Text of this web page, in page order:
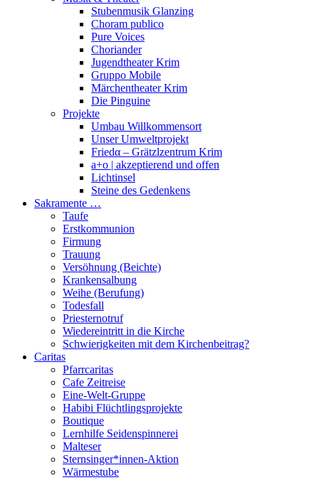
Stubenmusik Glanzing
Choram publico
Pure Voices
Choriander
Jugendtheater Krim
Gruppo Mobile
Märchentheater Krim
Die Pinguine
Projekte
Umbau Willkommensort
Unser Umweltprojekt
Friedα – Grätzlzentrum Krim
a+o | akzeptierend und offen
Lichtinsel
Steine des Gedenkens
Sakramente …
Taufe
Erstkommunion
Firmung
Trauung
Versöhnung (Beichte)
Krankensalbung
Weihe (Berufung)
Todesfall
Priesternotruf
Wiedereintritt in die Kirche
Schwierigkeiten mit dem Kirchenbeitrag?
Caritas
Pfarrcaritas
Cafe Zeitreise
Eine-Welt-Gruppe
Habibi Flüchtlingsprojekte
Boutique
Lernhilfe Seidenspinnerei
Malteser
Sternsinger*innen-Aktion
Wärmestube